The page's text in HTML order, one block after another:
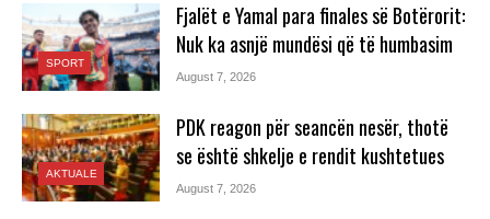
SPORT
Fjalët e Yamal para finales së Botërorit:
Nuk ka asnjë mundësi që të humbasim
August 7, 2026
AKTUALE
PDK reagon për seancën nesër, thotë
se është shkelje e rendit kushtetues
August 7, 2026